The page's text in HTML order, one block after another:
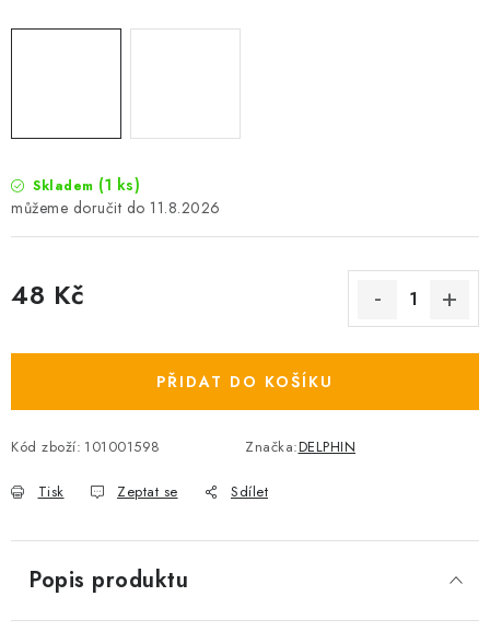
Lov s lodí
Skladem (1 ks)
11.8.2026
48 Kč
PŘIDAT DO KOŠÍKU
Kód zboží: 101001598 Značka:DELPHIN
Tisk Zeptat se Sdílet
Popis produktu